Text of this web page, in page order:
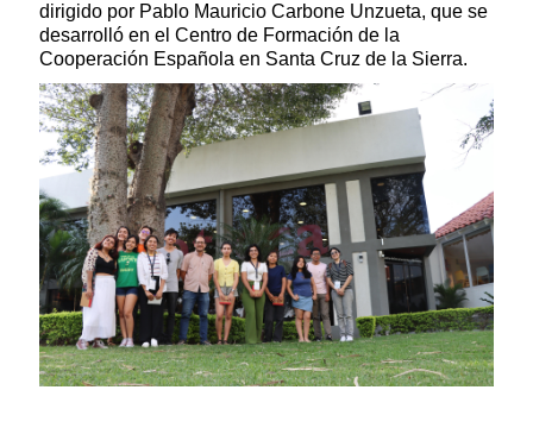
dirigido por Pablo Mauricio Carbone Unzueta, que se
desarrolló en el Centro de Formación de la
Cooperación Española en Santa Cruz de la Sierra.